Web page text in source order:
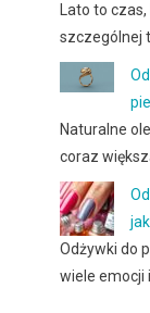
Lato to
szczególnej
Naturalne
coraz
Odżywki do
wiele emocji i